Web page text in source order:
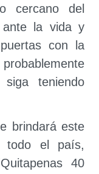
cercano del
ante la vida y
con la
teniendo
brindará este
todo el país,
40